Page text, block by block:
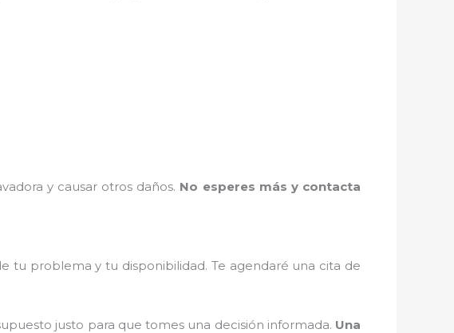
y causar otros daños. No esperes más y contacta
tu problema y tu disponibilidad. Te agendaré una cita de
justo para que tomes una decisión informada. Una